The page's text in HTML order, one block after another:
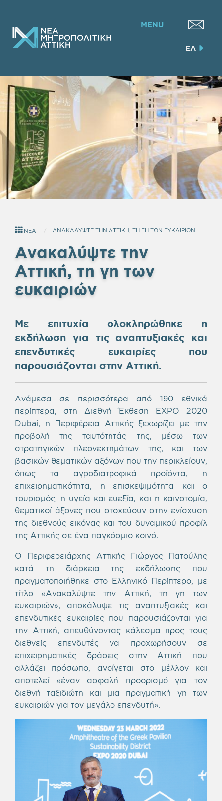
MENU
ΕΛ
ΝΕΑ ΑΝΑΚΑΛΥΨΤΕ ΤΗΝ ΑΤΤΙΚΗ, ΤΗ ΓΗ ΤΩΝ ΕΥΚΑΙΡΙΩΝ
Ανακαλύψτε την
Αττική, τη γη των
ευκαιριών
Με επιτυχία ολοκληρώθηκε η
εκδήλωση για τις αναπτυξιακές και
επενδυτικές ευκαιρίες που
παρουσιάζονται στην Αττική.
Ανάμεσα σε περισσότερα από 190 εθνικά
περίπτερα, στη Διεθνή Έκθεση EXPO 2020
Dubai, η Περιφέρεια Αττικής ξεχωρίζει με την
προβολή της ταυτότητάς της, μέσω των
στρατηγικών πλεονεκτημάτων της, και των
βασικών θεματικών αξόνων που την περικλείουν,
όπως τα αγροδιατροφικά προϊόντα, η
επιχειρηματικότητα, η επισκεψιμότητα και ο
τουρισμός, η υγεία και ευεξία, και η καινοτομία,
θεματικοί άξονες που στοχεύουν στην ενίσχυση
της διεθνούς εικόνας και του δυναμικού προφίλ
της Αττικής σε ένα παγκόσμιο κοινό.
Ο Περιφερειάρχης Αττικής Γιώργος Πατούλης
κατά τη διάρκεια της εκδήλωσης που
πραγματοποιήθηκε στο Ελληνικό Περίπτερο, με
τίτλο «Ανακαλύψτε την Αττική, τη γη των
ευκαιριών», αποκάλυψε τις αναπτυξιακές και
επενδυτικές ευκαιρίες που παρουσιάζονται για
την Αττική, απευθύνοντας κάλεσμα προς τους
διεθνείς επενδυτές να προχωρήσουν σε
επιχειρηματικές δράσεις στην Αττική που
αλλάζει πρόσωπο, ανοίγεται στο μέλλον και
αποτελεί «έναν ασφαλή προορισμό για τον
διεθνή ταξιδιώτη και μια πραγματική γη των
ευκαιριών για τον μεγάλο επενδυτή».